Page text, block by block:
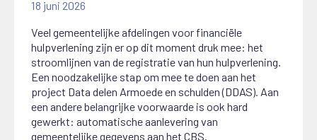
18 juni 2026
Veel gemeentelijke afdelingen voor financiële
hulpverlening zijn er op dit moment druk mee: het
stroomlijnen van de registratie van hun hulpverlening
Een noodzakelijke stap om mee te doen aan het
project Data delen Armoede en schulden (DDAS). Aan
een andere belangrijke voorwaarde is ook hard
gewerkt: automatische aanlevering van
gemeentelijke gegevens aan het CBS.